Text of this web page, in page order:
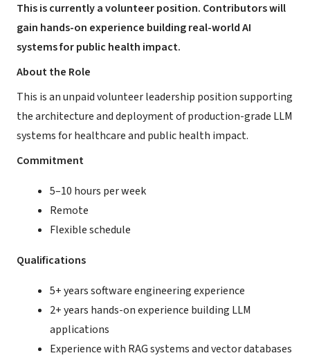
This is currently a volunteer position. Contributors will
gain hands-on experience building real-world AI
systems for public health impact.
About the Role
This is an unpaid volunteer leadership position supporting
the architecture and deployment of production-grade LLM
systems for healthcare and public health impact.
Commitment
5–10 hours per week
Remote
Flexible schedule
Qualifications
5+ years software engineering experience
2+ years hands-on experience building LLM
applications
Experience with RAG systems and vector databases